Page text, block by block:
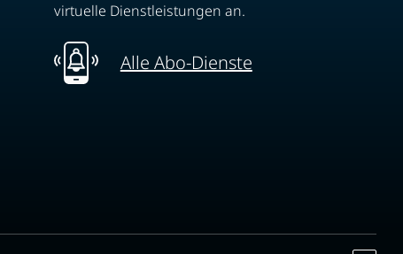
virtuelle Dienstleistungen an.
Alle Abo-Dienste